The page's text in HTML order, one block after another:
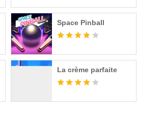
Space Pinball
La crème parfaite